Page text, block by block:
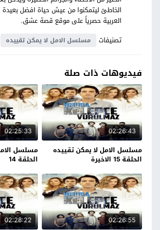
العربية حصرياً على موقع قصة عشق.
تصنيفات
مسلسل الامل لا يمكن تقييده
فيديوهات ذات صلة
02:26:43
مسلسل الامل لا يمكن تقييده
الحلقة 15 الاخيرة
02:25:33
مسلسل
الحلقة 14
02:26:55
02:28:22